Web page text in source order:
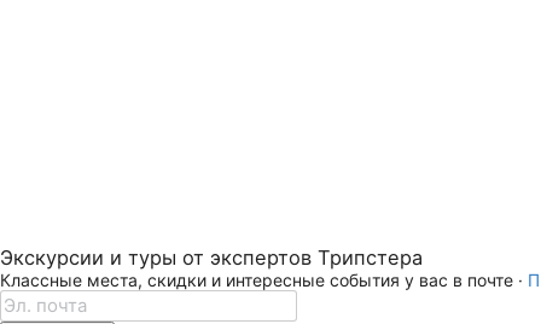
Экскурсии и туры от экспертов Трипстера
Классные места, скидки и интересные события у вас в почте ·